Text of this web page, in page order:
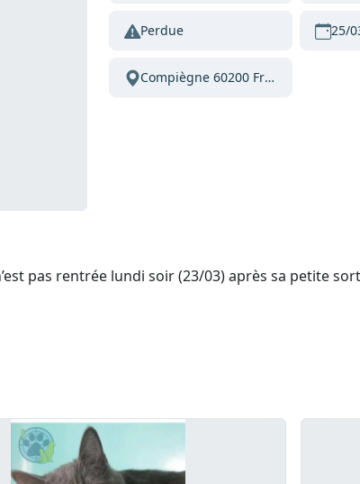
Perdue 25/
Compiègne 60200 France
pas rentrée lundi soir (23/03) après sa petite